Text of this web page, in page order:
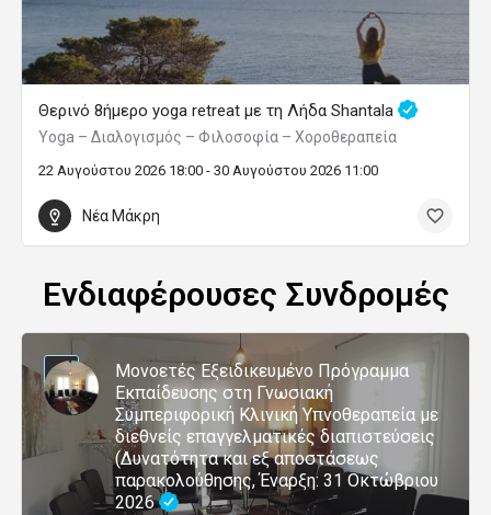
Θερινό 8ήμερο yoga retreat με τη Λήδα Shantala
Yoga – Διαλογισμός – Φιλοσοφία – Χοροθεραπεία
22 Αυγούστου 2026 18:00 - 30 Αυγούστου 2026 11:00
Νέα Μάκρη
Ενδιαφέρουσες Συνδρομές
Μονοετές Εξειδικευμένο Πρόγραμμα
Εκπαίδευσης στη Γνωσιακή
Συμπεριφορική Κλινική Υπνοθεραπεία με
διεθνείς επαγγελματικές διαπιστεύσεις
(Δυνατότητα και εξ αποστάσεως
παρακολούθησης, Έναρξη: 31 Οκτώβριου
2026